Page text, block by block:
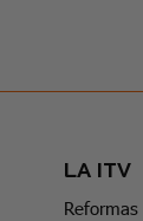
LA ITV